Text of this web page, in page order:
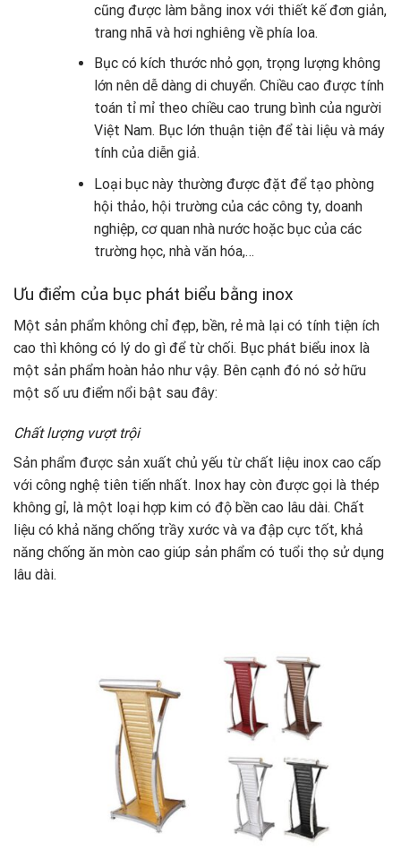
cũng được làm bằng inox với thiết kế đơn giản,
trang nhã và hơi nghiêng về phía loa.
Bục có kích thước nhỏ gọn, trọng lượng không
lớn nên dễ dàng di chuyển. Chiều cao được tính
toán tỉ mỉ theo chiều cao trung bình của người
Việt Nam. Bục lớn thuận tiện để tài liệu và máy
tính của diễn giả.
Loại bục này thường được đặt để tạo phòng
hội thảo, hội trường của các công ty, doanh
nghiệp, cơ quan nhà nước hoặc bục của các
trường học, nhà văn hóa,…
Ưu điểm của bục phát biểu bằng inox
Một sản phẩm không chỉ đẹp, bền, rẻ mà lại có tính tiện ích
cao thì không có lý do gì để từ chối. Bục phát biểu inox là
một sản phẩm hoàn hảo như vậy. Bên cạnh đó nó sở hữu
một số ưu điểm nổi bật sau đây:
Chất lượng vượt trội
Sản phẩm được sản xuất chủ yếu từ chất liệu inox cao cấp
với công nghệ tiên tiến nhất. Inox hay còn được gọi là thép
không gỉ, là một loại hợp kim có độ bền cao lâu dài. Chất
liệu có khả năng chống trầy xước và va đập cực tốt, khả
năng chống ăn mòn cao giúp sản phẩm có tuổi thọ sử dụng
lâu dài.